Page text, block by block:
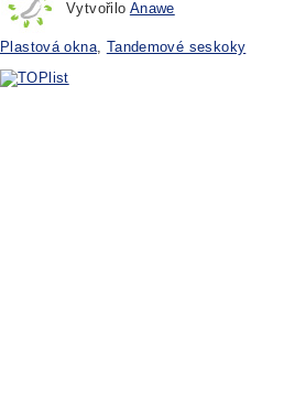
Vytvořilo Anawe
Plastová okna Tandemové seskoky